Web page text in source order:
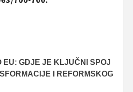
EU: GDJE JE KLJUČNI SPOJ
I REFORMSKOG